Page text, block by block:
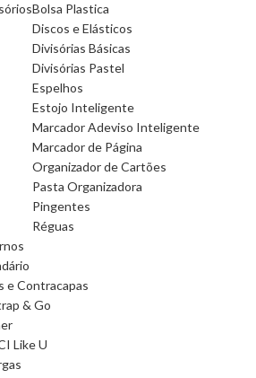
Bolsa Plastica
Discos e Elásticos
Divisórias Básicas
Divisórias Pastel
Espelhos
Estojo Inteligente
Marcador Adeviso Inteligente
Marcador de Página
Organizador de Cartões
Pasta Organizadora
Pingentes
Réguas
e Contracapas
& Go
Like U